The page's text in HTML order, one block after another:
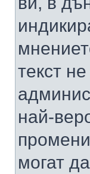
текст
най-
могат